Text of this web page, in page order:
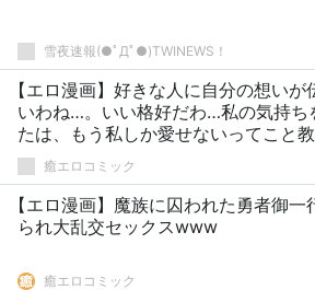
雪夜速報(●ﾟДﾟ●)TWINEWS！
【エロ漫画】好きな人に自分の想い
いわね…。いい格好だわ…私の気持ち
たは、もう私しか愛せないってこと
癒エロコミック
【エロ漫画】魔族に囚われた勇者御
られ大乱交セックスwww
癒エロコミック